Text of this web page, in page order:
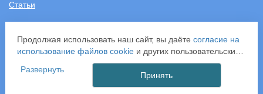
Статьи
+7 (499) 343-2081
ООО «САНТЕХПОСТАВКА»
ИНН: 7731286301
ОГРН: 1157746583092
Продолжая использовать наш сайт, вы даёте согласие на
использование файлов cookieи других пользовательских
данных (включая IP-адрес, сведения о местоположении,
устройстве, действиях на сайте и т. п.) для
функционирования сайта, проведения статистических
Развернуть
Принять